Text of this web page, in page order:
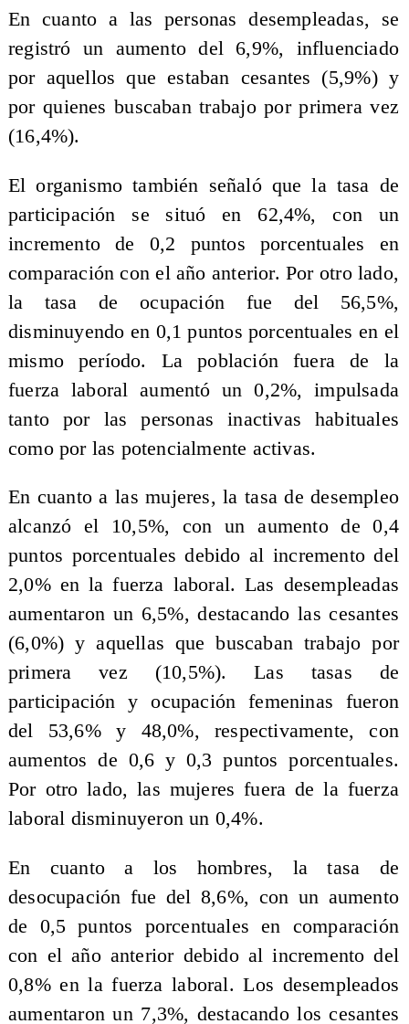
En cuanto a las personas desempleadas, se
registró un aumento del 6,9%, influenciado
por aquellos que estaban cesantes (5,9%) y
por quienes buscaban trabajo por primera vez
(16,4%).
El organismo también señaló que la tasa de
participación se situó en 62,4%, con un
incremento de 0,2 puntos porcentuales en
comparación con el año anterior. Por otro lado,
la tasa de ocupación fue del 56,5%,
disminuyendo en 0,1 puntos porcentuales en el
mismo período. La población fuera de la
fuerza laboral aumentó un 0,2%, impulsada
tanto por las personas inactivas habituales
como por las potencialmente activas.
En cuanto a las mujeres, la tasa de desempleo
alcanzó el 10,5%, con un aumento de 0,4
puntos porcentuales debido al incremento del
2,0% en la fuerza laboral. Las desempleadas
aumentaron un 6,5%, destacando las cesantes
(6,0%) y aquellas que buscaban trabajo por
primera vez (10,5%). Las tasas de
participación y ocupación femeninas fueron
del 53,6% y 48,0%, respectivamente, con
aumentos de 0,6 y 0,3 puntos porcentuales.
Por otro lado, las mujeres fuera de la fuerza
laboral disminuyeron un 0,4%.
En cuanto a los hombres, la tasa de
desocupación fue del 8,6%, con un aumento
de 0,5 puntos porcentuales en comparación
con el año anterior debido al incremento del
0,8% en la fuerza laboral. Los desempleados
aumentaron un 7,3%, destacando los cesantes